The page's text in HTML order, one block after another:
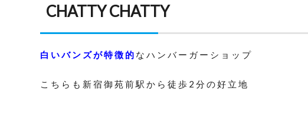
CHATTY CHATTY
白いバンズが特徴的 なハンバーガーショップ
こちらも新宿御苑前駅から徒歩2分の好立地